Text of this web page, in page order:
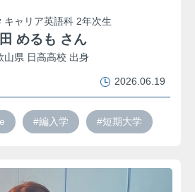
キャリア英語科 2年次生
めるも さん
山県 日高高校 出身
2026.06.19
#編入学 #短期大学